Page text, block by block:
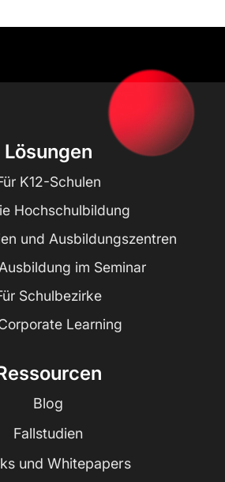
Lösungen
K12-Schulen
Hochschulbildung
und Ausbildungszentren
im Seminar
Schulbezirke
Learning
Blog
Fallstudien
und Whitepapers